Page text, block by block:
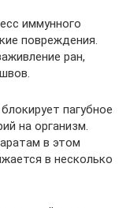
иммунного
повреждения.
ран,
пагубное
на организм.
в этом
в несколько